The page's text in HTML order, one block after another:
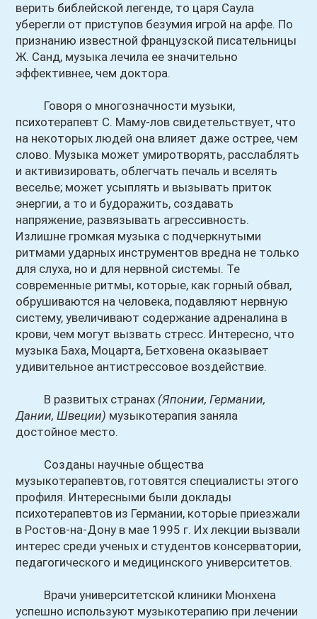
верить библейской легенде, то царя Саула
уберегли от приступов безумия игрой на арфе. По
признанию известной французской писательницы
Ж. Санд, музыка лечила ее значительно
эффективнее, чем доктора.
Говоря о многозначности музыки,
психотерапевт С. Маму-лов свидетельствует, что
на некоторых людей она влияет даже острее, чем
слово. Музыка может умиротворять, расслаблять
и активизировать, облегчать печаль и вселять
веселье; может усыплять и вызывать приток
энергии, а то и будоражить, создавать
напряжение, развязывать агрессивность.
Излишне громкая музыка с подчеркнутыми
ритмами ударных инструментов вредна не только
для слуха, но и для нервной системы. Те
современные ритмы, которые, как горный обвал,
обрушиваются на человека, подавляют нервную
систему, увеличивают содержание адреналина в
крови, чем могут вызвать стресс. Интересно, что
музыка Баха, Моцарта, Бетховена оказывает
удивительное антистрессовое воздействие.
В развитых странах (Японии, Германии,
Дании, Швеции) музыкотерапия заняла
достойное место.
Созданы научные общества
музыкотерапевтов, готовятся специалисты этого
профиля. Интересными были доклады
психотерапевтов из Германии, которые приезжали
в Ростов-на-Дону в мае 1995 г. Их лекции вызвали
интерес среди ученых и студентов консерватории,
педагогического и медицинского университетов.
Врачи университетской клиники Мюнхена
успешно используют музыкотерапию при лечении